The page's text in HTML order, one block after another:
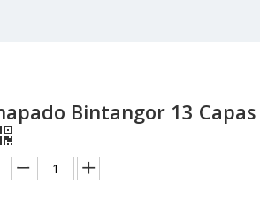
Bintangor 13 Capas